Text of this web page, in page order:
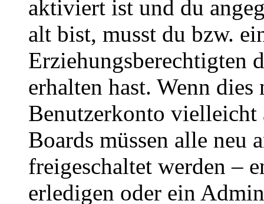
aktiviert ist und du
alt bist, musst du bzw.
Erziehungsberechtigten
erhalten hast. Wenn
Benutzerkonto
Boards müssen alle neu
freigeschaltet werden –
erledigen oder ein